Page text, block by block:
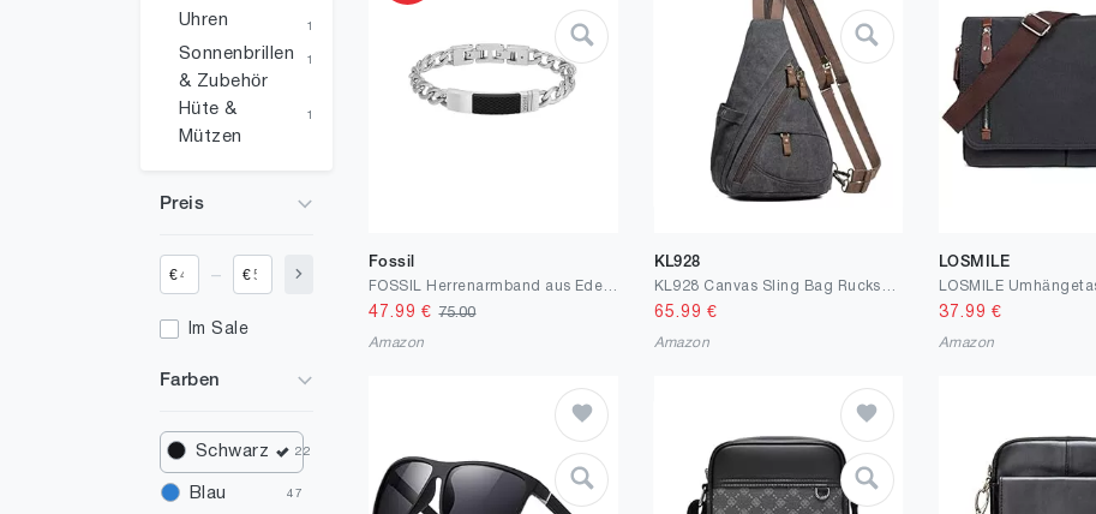
Uhren 1
Sonnenbrillen
& Zubehör
1
Hüte &
Mützen
1
Preis
€ €
Im Sale
Farben
Schwarz 22
Blau 47
Fossil
47.99 €75.00
Amazon
KL928
65.99 €
Amazon
LOSMILE
37.99 €
Amazon